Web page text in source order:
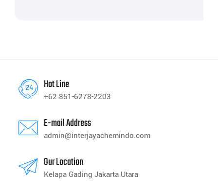
Hot Line
+62 851-6278-2203
E-mail Address
admin@interjayachemindo.com
Our Location
Kelapa Gading Jakarta Utara